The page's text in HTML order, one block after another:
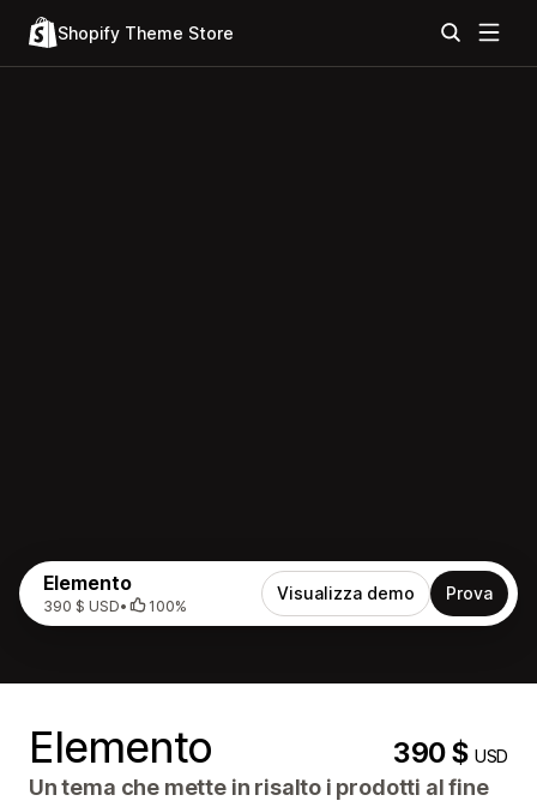
Shopify Theme Store
Elemento
390 $ USD• 100%
Visualizza demo Prova
Elemento 390 $USD
Un tema che mette in risalto i prodotti al fine